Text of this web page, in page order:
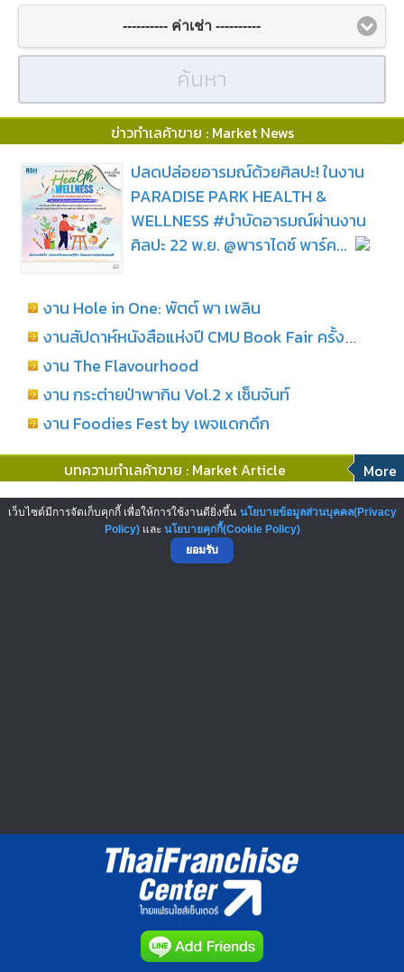
---------- ค่าเช่า ----------
ค้นหา
ข่าวทำเลค้าขาย : Market News
ปลดปล่อยอารมณ์ด้วยศิลปะ! ในงาน
PARADISE PARK HEALTH &
WELLNESS #บำบัดอารมณ์ผ่านงาน
ศิลปะ 22 พ.ย. @พาราไดซ์ พาร์ค...
งาน Hole in One: พัตต์ พา เพลิน
งาน The Flavourhood
งาน กระต่ายป่าพากิน Vol.2 x เซ็นจันท์
งาน Foodies Fest by เพจแดกดึก
บทความทำเลค้าขาย : Market Article More
โอกาสสู่การเป็นผู้ประกอบการสถานี
บริการน้ำมันเชลล์ บริษัทพลังงานระดับ
โลก...
เว็บไซต์มีการจัดเก็บคุกกี้ เพื่อให้การใช้งานดียิ่งขึ้น นโยบายข้อมูลส่วนบุคคล(Privacy
Policy)และ นโยบายคุกกี้(Cookie Policy)
ยอมรับ